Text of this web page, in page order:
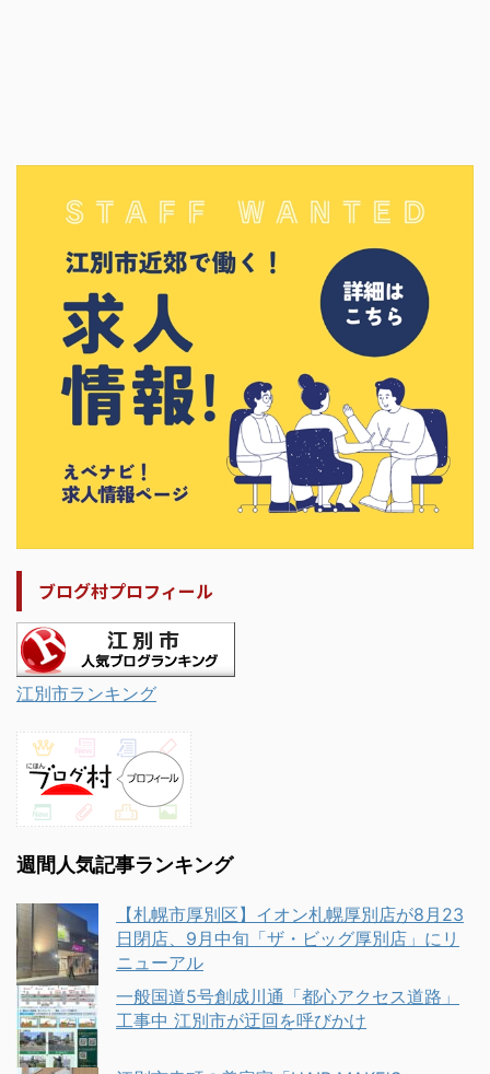
ブログ村プロフィール
江別市ランキング
週間人気記事ランキング
【札幌市厚別区】イオン札幌厚別店が8月23
日閉店、9月中旬「ザ・ビッグ厚別店」にリ
ニューアル
一般国道5号創成川通「都心アクセス道路」
工事中 江別市が迂回を呼びかけ